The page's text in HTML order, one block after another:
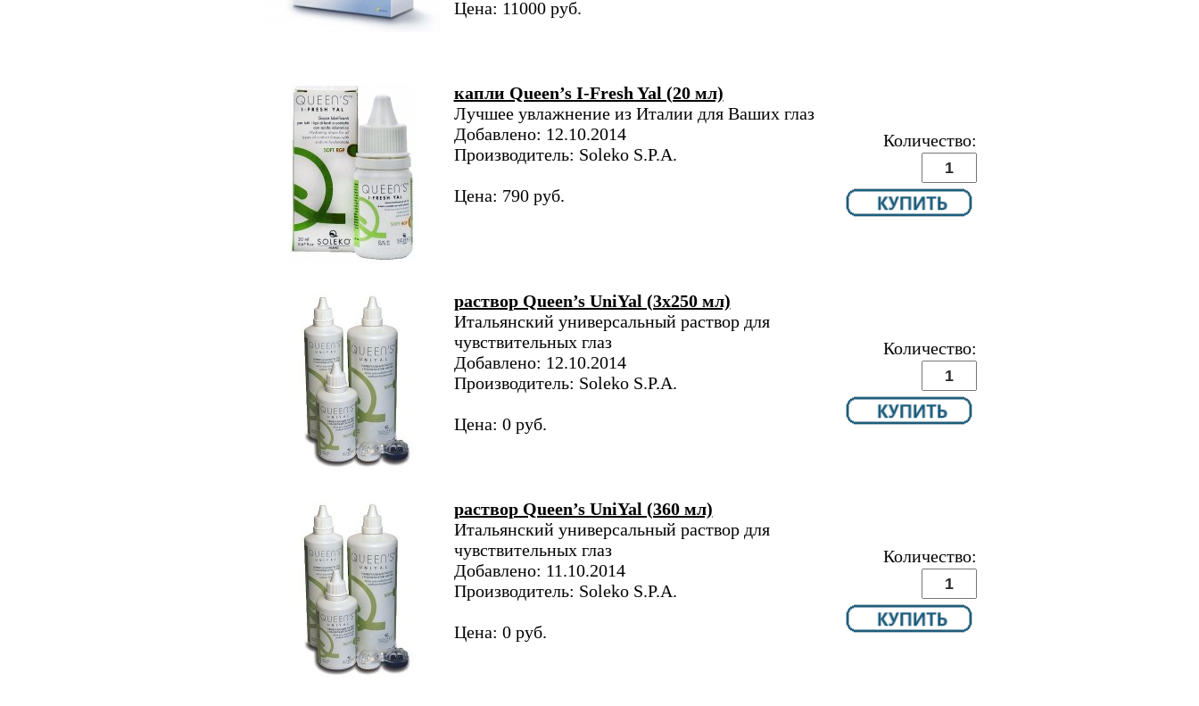
Цена: 11000 руб.
капли Queen’s I-Fresh Yal (20 мл)
Лучшее увлажнение из Италии для Ваших глаз
Добавлено: 12.10.2014
Производитель: Soleko S.P.A.
Цена: 790 руб.
Количество:
раствор Queen’s UniYal (3х250 мл)
Итальянский универсальный раствор для
чувствительных глаз
Добавлено: 12.10.2014
Производитель: Soleko S.P.A.
Цена: 0 руб.
Количество:
раствор Queen’s UniYal (360 мл)
Итальянский универсальный раствор для
чувствительных глаз
Добавлено: 11.10.2014
Производитель: Soleko S.P.A.
Цена: 0 руб.
Количество: